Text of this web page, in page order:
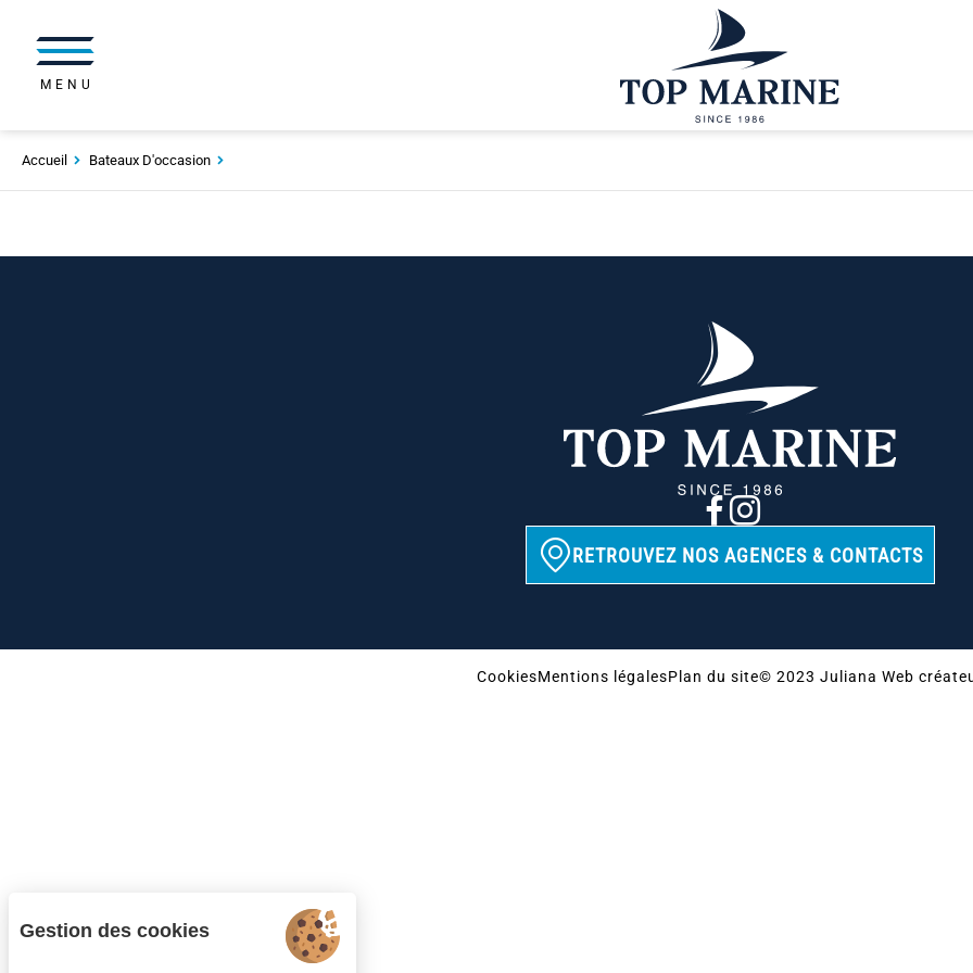
MENU
Accueil Bateaux D'occasion
RETROUVEZ NOS AGENCES & CONTACTS
CookiesMentions légalesPlan du site© 2023 Juliana Web
Gestion des cookies